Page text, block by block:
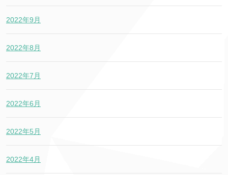
2022年9月
2022年8月
2022年7月
2022年6月
2022年5月
2022年4月